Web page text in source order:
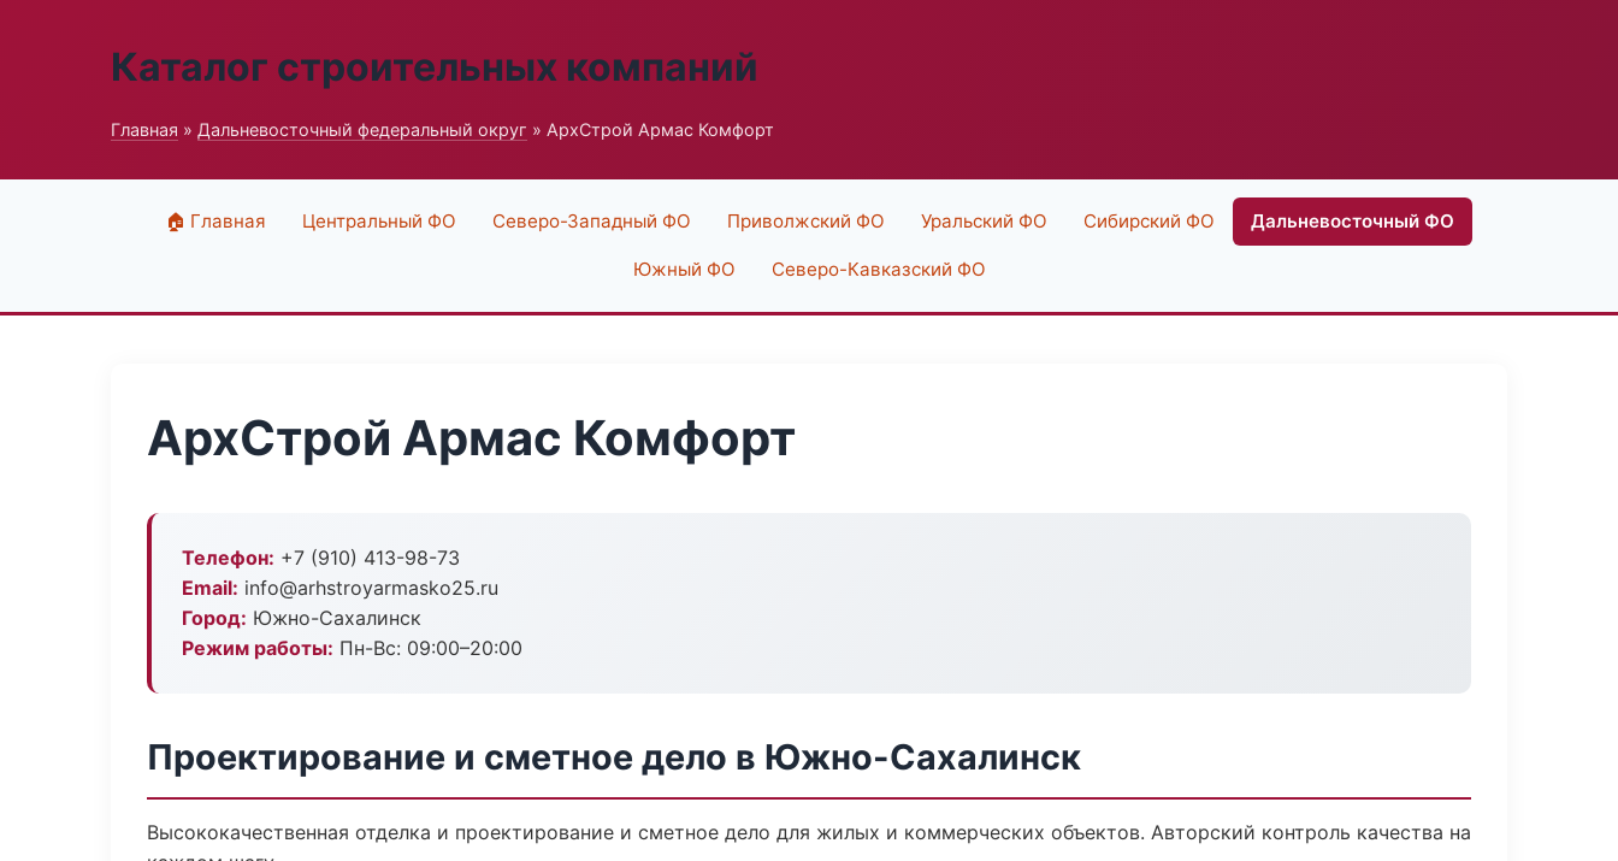
Каталог строительных компаний
Главная » Дальневосточный федеральный округ » АрхСтрой Армас Комфорт
🏠 Главная Центральный ФО Северо-Западный ФО Приволжский ФО Уральский ФО Сибирский ФО Дальневосточный ФО
Южный ФО Северо-Кавказский ФО
АрхСтрой Армас Комфорт
Телефон: +7 (910) 413-98-73
Email: info@arhstroyarmasko25.ru
Город: Южно-Сахалинск
Режим работы: Пн-Вс: 09:00–20:00
Проектирование и сметное дело в Южно-Сахалинск
Высококачественная отделка и проектирование и сметное дело для жилых и коммерческих объектов. Авторский контроль качества на